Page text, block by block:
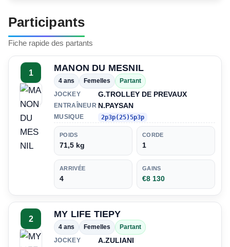
Participants
Fiche rapide des partants
1 MANON DU MESNIL
4 ans Femelles
Partant
JOCKEY
G.TROLLEY DE PREVAUX
ENTRAÎNEUR N.PAYSAN
MUSIQUE 2p3p(25)5p3p
POIDS
71,5 kg
CORDE
1
ARRIVÉE
4
GAINS
€8 130
2 MY LIFE TIEPY
4 ans Femelles
Partant
JOCKEY
A.ZULIANI